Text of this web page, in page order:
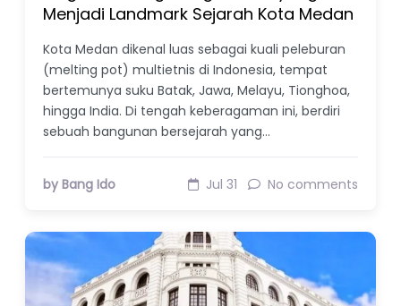
Menjadi Landmark Sejarah Kota Medan
Kota Medan dikenal luas sebagai kuali peleburan
(melting pot) multietnis di Indonesia, tempat
bertemunya suku Batak, Jawa, Melayu, Tionghoa,
hingga India. Di tengah keberagaman ini, berdiri
sebuah bangunan bersejarah yang…
by Bang Ido Jul 31 No comments